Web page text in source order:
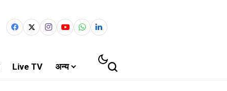
Live TV अन्य